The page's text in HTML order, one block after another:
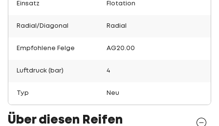
Einsatz Flotation
Radial/Diagonal Radial
Empfohlene Felge AG20.00
Luftdruck (bar) 4
Typ Neu
Über diesen Reifen